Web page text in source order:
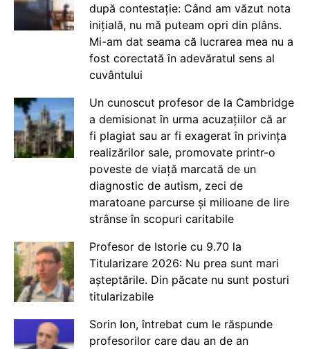
după contestație: Când am văzut nota
inițială, nu mă puteam opri din plâns.
Mi-am dat seama că lucrarea mea nu a
fost corectată în adevăratul sens al
cuvântului
Un cunoscut profesor de la Cambridge
a demisionat în urma acuzațiilor că ar
fi plagiat sau ar fi exagerat în privința
realizărilor sale, promovate printr-o
poveste de viață marcată de un
diagnostic de autism, zeci de
maratoane parcurse și milioane de lire
strânse în scopuri caritabile
Profesor de Istorie cu 9.70 la
Titularizare 2026: Nu prea sunt mari
așteptările. Din păcate nu sunt posturi
titularizabile
Sorin Ion, întrebat cum le răspunde
profesorilor care dau an de an